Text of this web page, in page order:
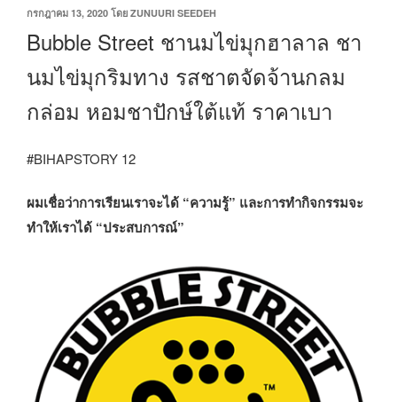
เขียน
ที่
กรกฎาคม 13, 2020 โดย ZUNUURI SEEDEH
Bubble Street ชานมไข่มุกฮาลาล ชา
นมไข่มุกริมทาง รสชาตจัดจ้านกลม
กล่อม หอมชาปักษ์ใต้แท้ ราคาเบา
#BIHAPSTORY 12
ผมเชื่อว่าการเรียนเราจะได้ “ความรู้” และการทำกิจกรรมจะ
ทำให้เราได้ “ประสบการณ์”